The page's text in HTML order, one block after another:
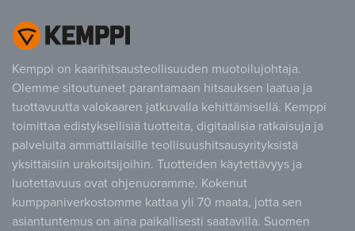
Kemppi on kaarihitsausteollisuuden muotoilujohtaja.
Olemme sitoutuneet parantamaan hitsauksen laatua ja
tuottavuutta valokaaren jatkuvalla kehittämisellä. Kemppi
toimittaa edistyksellisiä tuotteita, digitaalisia ratkaisuja ja
palveluita ammattilaisille teollisuushitsausyrityksistä
yksittäisiin urakoitsijoihin. Tuotteiden käytettävyys ja
luotettavuus ovat ohjenuoramme. Kokenut
kumppaniverkostomme kattaa yli 70 maata, jotta sen
asiantuntemus on aina paikallisesti saatavilla. Suomen